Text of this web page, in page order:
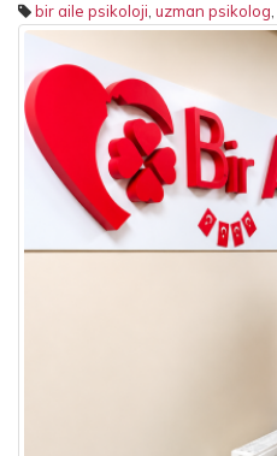
bir aile psikoloji uzman psikolog